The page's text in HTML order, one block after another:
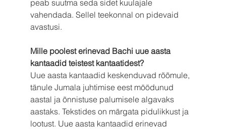
peab suutma seda sidet kuulajale
vahendada. Sellel teekonnal on pidevaid
avastusi.
Mille poolest erinevad Bachi uue aasta
kantaadid teistest kantaatidest?
Uue aasta kantaadid keskenduvad rõõmule,
tänule Jumala juhtimise eest möödunud
aastal ja õnnistuse palumisele algavaks
aastaks. Tekstides on märgata pidulikkust ja
lootust. Uue aasta kantaadid erinevad